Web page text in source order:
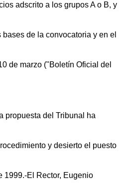
adscrito a los grupos A o B, y
de la convocatoria y en el
de marzo ("Boletín Oficial del
propuesta del Tribunal ha
y desierto el puesto
1999.-El Rector, Eugenio